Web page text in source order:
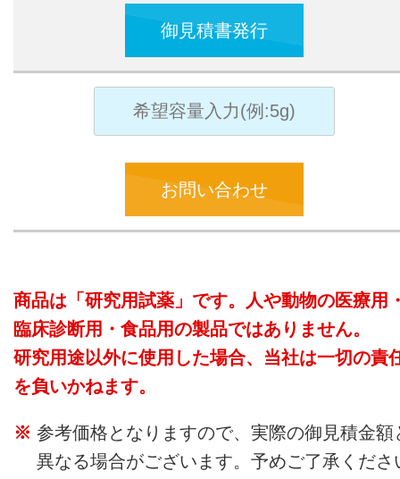
御見積書発行
お問い合わせ
商品は「研究用試薬」です。人や動物の医療用
臨床診断用・食品用の製品ではありません。
研究用途以外に使用した場合、当社は一切の責
を負いかねます。
参考価格となりますので、実際の御見積金額
異なる場合がございます。予めご了承くださ